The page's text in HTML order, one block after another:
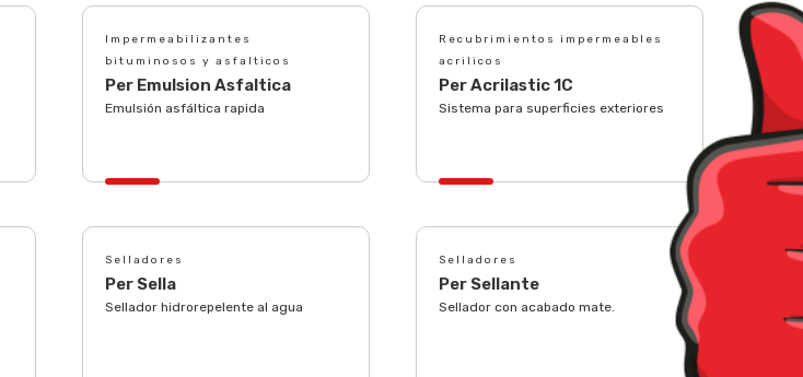
Impermeabilizantes
bituminosos y asfalticos
Per Emulsion Asfaltica
Emulsión asfáltica rapida
Recubrimientos impermeables
acrilicos
Per Acrilastic 1C
Sistema para superficies exteriores
Selladores
Per Sella
Sellador hidrorepelente al agua
Selladores
Per Sellante
Sellador con acabado mate.